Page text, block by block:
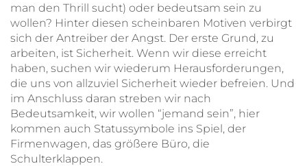
man den Thrill sucht) oder bedeutsam sein zu
wollen? Hinter diesen scheinbaren Motiven verbirgt
sich der Antreiber der Angst. Der erste Grund, zu
arbeiten, ist Sicherheit. Wenn wir diese erreicht
haben, suchen wir wiederum Herausforderungen,
die uns von allzuviel Sicherheit wieder befreien. Und
im Anschluss daran streben wir nach
Bedeutsamkeit, wir wollen “jemand sein”, hier
kommen auch Statussymbole ins Spiel, der
Firmenwagen, das größere Büro, die
Schulterklappen.